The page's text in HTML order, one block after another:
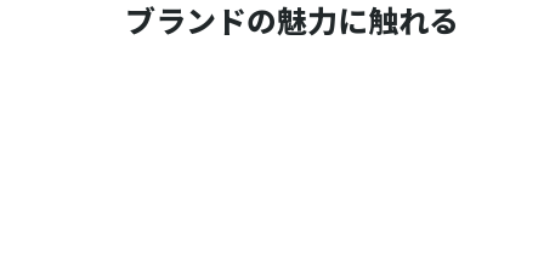
ブランドの魅力に触れる